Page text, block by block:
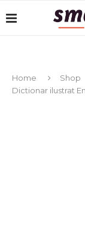
Home Shop
Dictionar ilustrat